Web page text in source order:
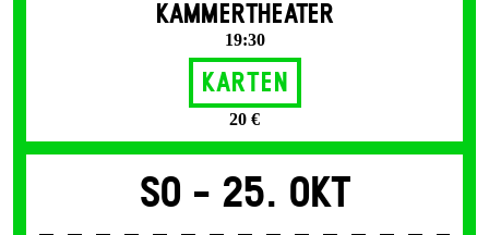
KAMMERTHEATER
19:30
Karten
20 €
So - 25. Okt